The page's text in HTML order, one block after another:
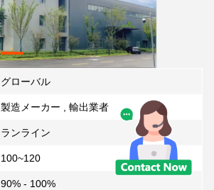
グローバル
製造メーカー , 輸出業者
ランライン
100~120
90% - 100%